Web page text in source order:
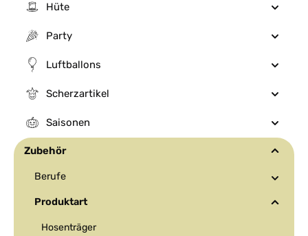
Hüte
Party
Luftballons
Scherzartikel
Saisonen
Zubehör
Berufe
Produktart
Hosenträger